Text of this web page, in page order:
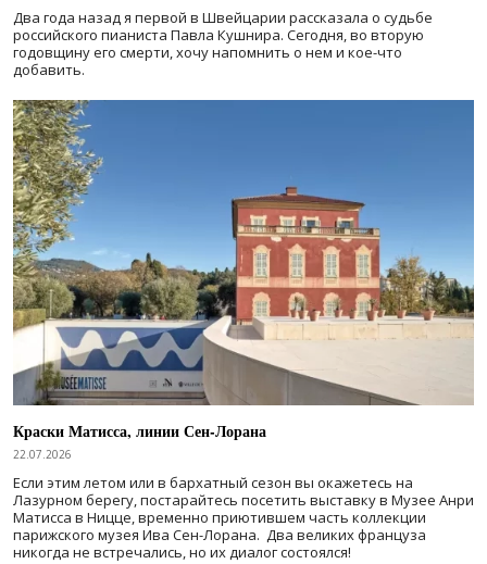
Два года назад я первой в Швейцарии рассказала о судьбе
российского пианиста Павла Кушнира. Сегодня, во вторую
годовщину его смерти, хочу напомнить о нем и кое-что
добавить.
Краски Матисса, линии Сен-Лорана
22.07.2026
Если этим летом или в бархатный сезон вы окажетесь на
Лазурном берегу, постарайтесь посетить выставку в Музее Анри
Матисса в Ницце, временно приютившем часть коллекции
парижского музея Ива Сен-Лорана. Два великих француза
никогда не встречались, но их диалог состоялся!